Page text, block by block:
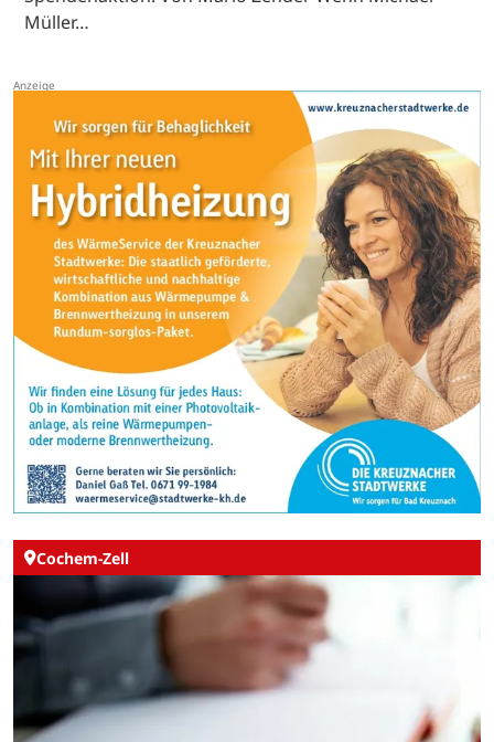
Müller…
Cochem-Zell